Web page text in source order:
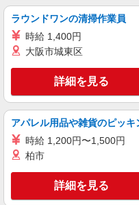
各種手当)
兵庫県
歩/車/自転
キープ
正社員
UTエージェント株式会社
CL 《Jbnt1C》
製造・検査
時給：
×8H実働
兵庫県
歩/車/自転
ラウンドワンの清掃作業員
時給 1,400円
大阪市城東区
詳細を見る
アパレル用品や雑貨のピッキ
時給 1,200円〜1,500円
柏市
詳細を見る